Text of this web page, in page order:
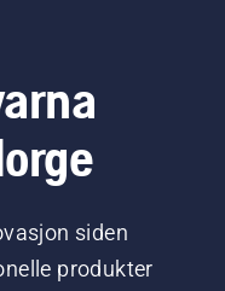
siden
produkter